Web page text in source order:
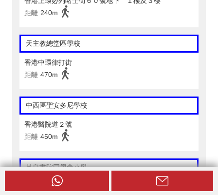
距離 240m
天主教總堂區學校
香港中環律打街
距離 470m
中西區聖安多尼學校
香港醫院道２號
距離 450m
英皇書院同學會小學
香港必列者士街５８號